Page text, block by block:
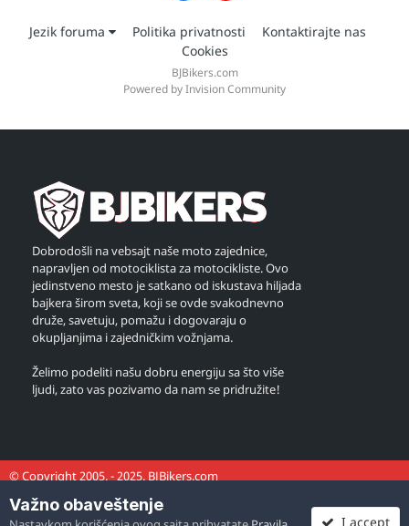
Jezik foruma Politika privatnosti
Kontaktirajte nas
Cookies
BJBikers.com
Powered by Invision Community
Dobrodošli na vebsajt naše moto zajednice,
napravljen od motociklista za motocikliste. Ovo
jedinstveno mesto je satkano od iskustava hiljada
bajkera širom sveta, koji se ovde svakodnevno
druže, savetuju, pomažu i dogovaraju o
okupljanjima i zajedničkim vožnjama.
Želimo podeliti našu dobru energiju sa što više
ljudi, zato vas pozivamo da nam se pridružite!
© Copyright 2005. - 2025. BJBikers.com
Važno obaveštenje
I accept